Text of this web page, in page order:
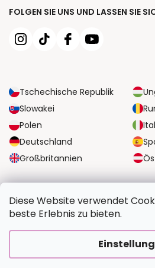
Diese Website verwendet
beste Erlebnis zu bieten.
FOLGEN SIE UNS UND LASSEN SIE
Tschechische Republik
Slowakei
Polen
Deutschland
Großbritannien
SICHERE ZAHLUNGSOPTIONEN